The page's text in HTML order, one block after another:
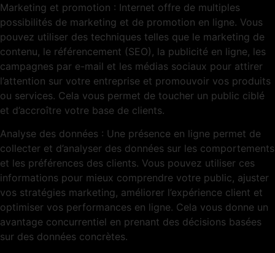
Marketing et promotion : Internet offre de multiples
possibilités de marketing et de promotion en ligne. Vous
pouvez utiliser des techniques telles que le marketing de
contenu, le référencement (SEO), la publicité en ligne, les
campagnes par e-mail et les médias sociaux pour attirer
l’attention sur votre entreprise et promouvoir vos produits
ou services. Cela vous permet de toucher un public ciblé
et d’accroître votre base de clients.
Analyse des données : Une présence en ligne permet de
collecter et d’analyser des données sur les comportements
et les préférences des clients. Vous pouvez utiliser ces
informations pour mieux comprendre votre public, ajuster
vos stratégies marketing, améliorer l’expérience client et
optimiser vos performances en ligne. Cela vous donne un
avantage concurrentiel en prenant des décisions basées
sur des données concrètes.